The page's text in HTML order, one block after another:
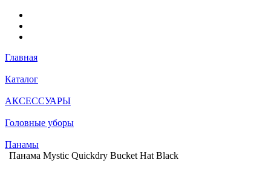
Главная
Каталог
АКСЕССУАРЫ
Головные уборы
Панамы
Панама Mystic Quickdry Bucket Hat Black